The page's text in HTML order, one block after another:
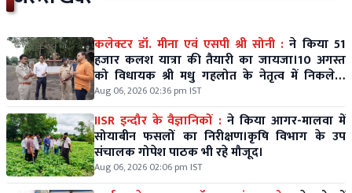
कलेक्टर डॉ. मीना एवं एसपी श्री सोनी : ने किया 51
हजार कलश यात्रा की तैयारी का जायजा।10 अगस्त
को विधायक श्री मधु गहलोत के नेतृत्व में निकलेगी
विशाल कलश यात्रा।
Aug 06, 2026 02:36 pm IST
IISR इन्दौर के वैज्ञानिकों : ने किया आगर-मालवा में
सोयाबीन फसलों का निरीक्षण।कृषि विभाग के उप
संचालक गोपेश पाठक भी रहे मौजूद।
Aug 06, 2026 02:06 pm IST